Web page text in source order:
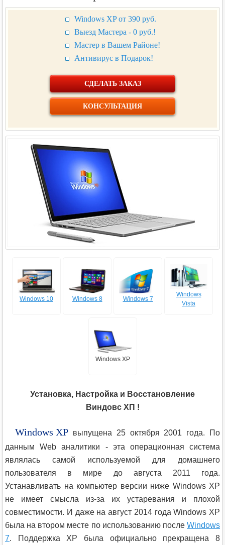
Windows XP от 390руб.
Выезд Мастера - 0 руб.!
Мастер в Вашем Районе!
Антивирус в Подарок!
СДЕЛАТЬ ЗАКАЗ
КОНСУЛЬТАЦИЯ
Windows 10 Windows 8 Windows 7
Windows
Vista
Windows XP
Установка, Настройка и Восстановление
Виндовс ХП !
Windows XP выпущена 25 октября 2001 года. По
данным Web аналитики - эта операционная система
являлась самой используемой для домашнего
пользователя в мире до августа 2011 года.
Устанавливать на компьютер версии ниже Windows XP
не имеет смысла из-за их устаревания и плохой
совместимости. И даже на август 2014 года Windows ХР
была на втором месте по использованию после Windows
7. Поддержка XP была официально прекращена 8